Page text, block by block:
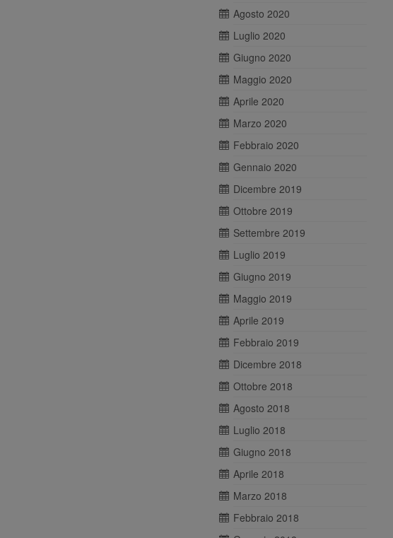
Agosto 2020
Luglio 2020
Giugno 2020
Maggio 2020
Aprile 2020
Marzo 2020
Febbraio 2020
Gennaio 2020
Dicembre 2019
Ottobre 2019
Settembre 2019
Luglio 2019
Giugno 2019
Maggio 2019
Aprile 2019
Febbraio 2019
Dicembre 2018
Ottobre 2018
Agosto 2018
Luglio 2018
Giugno 2018
Aprile 2018
Marzo 2018
Febbraio 2018